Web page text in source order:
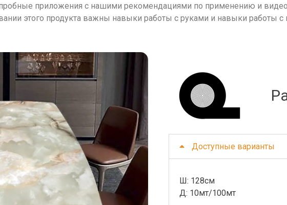
приложения с нашими рекомендациями по применению и
этого продукта важны навыки работы с руками и навыки работы с
Доступные варианты
Ш: 128cм
Д: 10мт/100мт